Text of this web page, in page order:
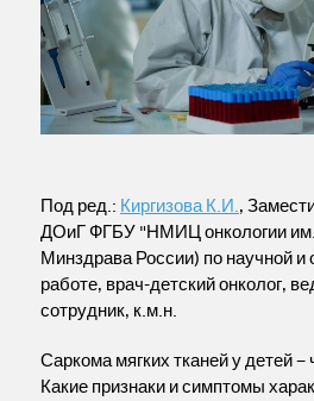
Под ред.: Киргизова К.И.,
ДОиГ ФГБУ "НМИЦ онкологии
Минздрава России) по научной и
работе, врач-детский онколог,
сотрудник, к.м.н.
Саркома мягких тканей у детей –
Какие признаки и симптомы